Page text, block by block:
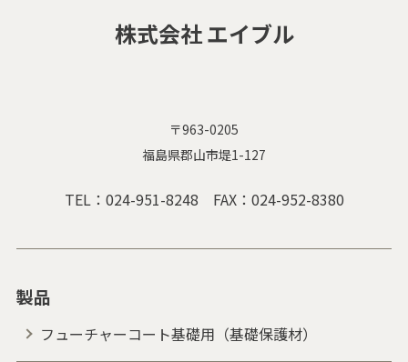
株式会社 エイブル
〒963-0205
福島県郡山市堤1-127
TEL： 024-951-8248 FAX：024-952-8380
製品
フューチャーコート基礎用（基礎保護材）